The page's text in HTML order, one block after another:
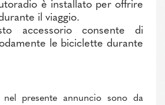
è installato per offrire
il viaggio.
accessorio consente di
le biciclette durante
presente annuncio sono da